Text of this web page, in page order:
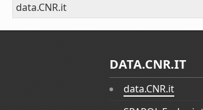
data.CNR.it
DATA.CNR.IT
data.CNR.it